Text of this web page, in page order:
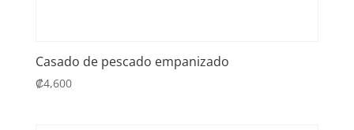
Casado de pescado empanizado
₡4,600